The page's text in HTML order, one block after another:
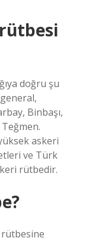
doğru şu
Binbaşı,
askeri
ve Türk
rütbedir.